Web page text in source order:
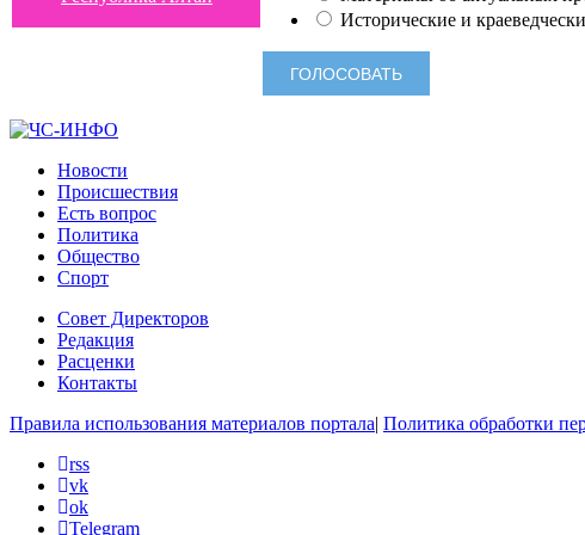
Исторические и
Новости
Происшествия
Есть вопрос
Политика
Общество
Спорт
Совет Директоров
Редакция
Расценки
Контакты
Правила использования материалов портала| Политика обработки
rss
vk
ok
Telegram